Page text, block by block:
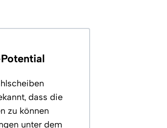
dass die
zu können
unter dem